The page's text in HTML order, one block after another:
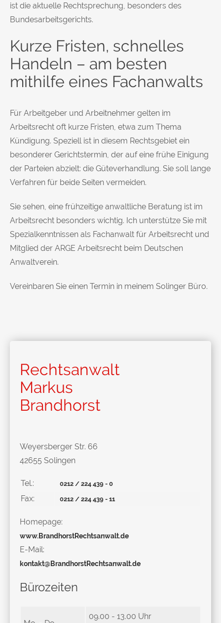
ist die aktuelle Rechtsprechung, besonders des
Bundesarbeitsgerichts.
Kurze Fristen, schnelles
Handeln – am besten
mithilfe eines Fachanwalts
Für Arbeitgeber und Arbeitnehmer gelten im
Arbeitsrecht oft kurze Fristen, etwa zum Thema
Kündigung. Speziell ist in diesem Rechtsgebiet ein
besonderer Gerichtstermin, der auf eine frühe Einigung
der Parteien abzielt: die Güteverhandlung. Sie soll lange
Verfahren für beide Seiten vermeiden.
Sie sehen, eine frühzeitige anwaltliche Beratung ist im
Arbeitsrecht besonders wichtig. Ich unterstütze Sie mit
Spezialkenntnissen als Fachanwalt für Arbeitsrecht und
Mitglied der ARGE Arbeitsrecht beim Deutschen
Anwaltverein.
Vereinbaren Sie einen Termin in meinem Solinger Büro.
Rechtsanwalt
Markus
Brandhorst
Weyersberger Str. 66
42655 Solingen
Tel.: 0212 / 224 439 - 0
Fax: 0212 / 224 439 - 11
Homepage:
www.BrandhorstRechtsanwalt.de
E-Mail:
kontakt@BrandhorstRechtsanwalt.de
Bürozeiten
09.00 - 13.00 Uhr